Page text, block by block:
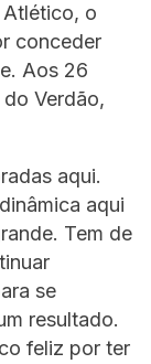
o
conceder
Aos 26
Verdão,
aqui.
aqui
Tem de
se
resultado.
feliz por ter